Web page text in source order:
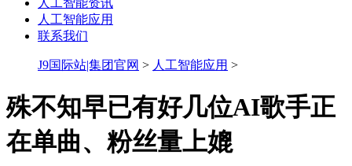
人工智能资讯
人工智能应用
联系我们
J9国际站|集团官网 > 人工智能应用 >
殊不知早已有好几位AI歌手正
在单曲、粉丝量上媲